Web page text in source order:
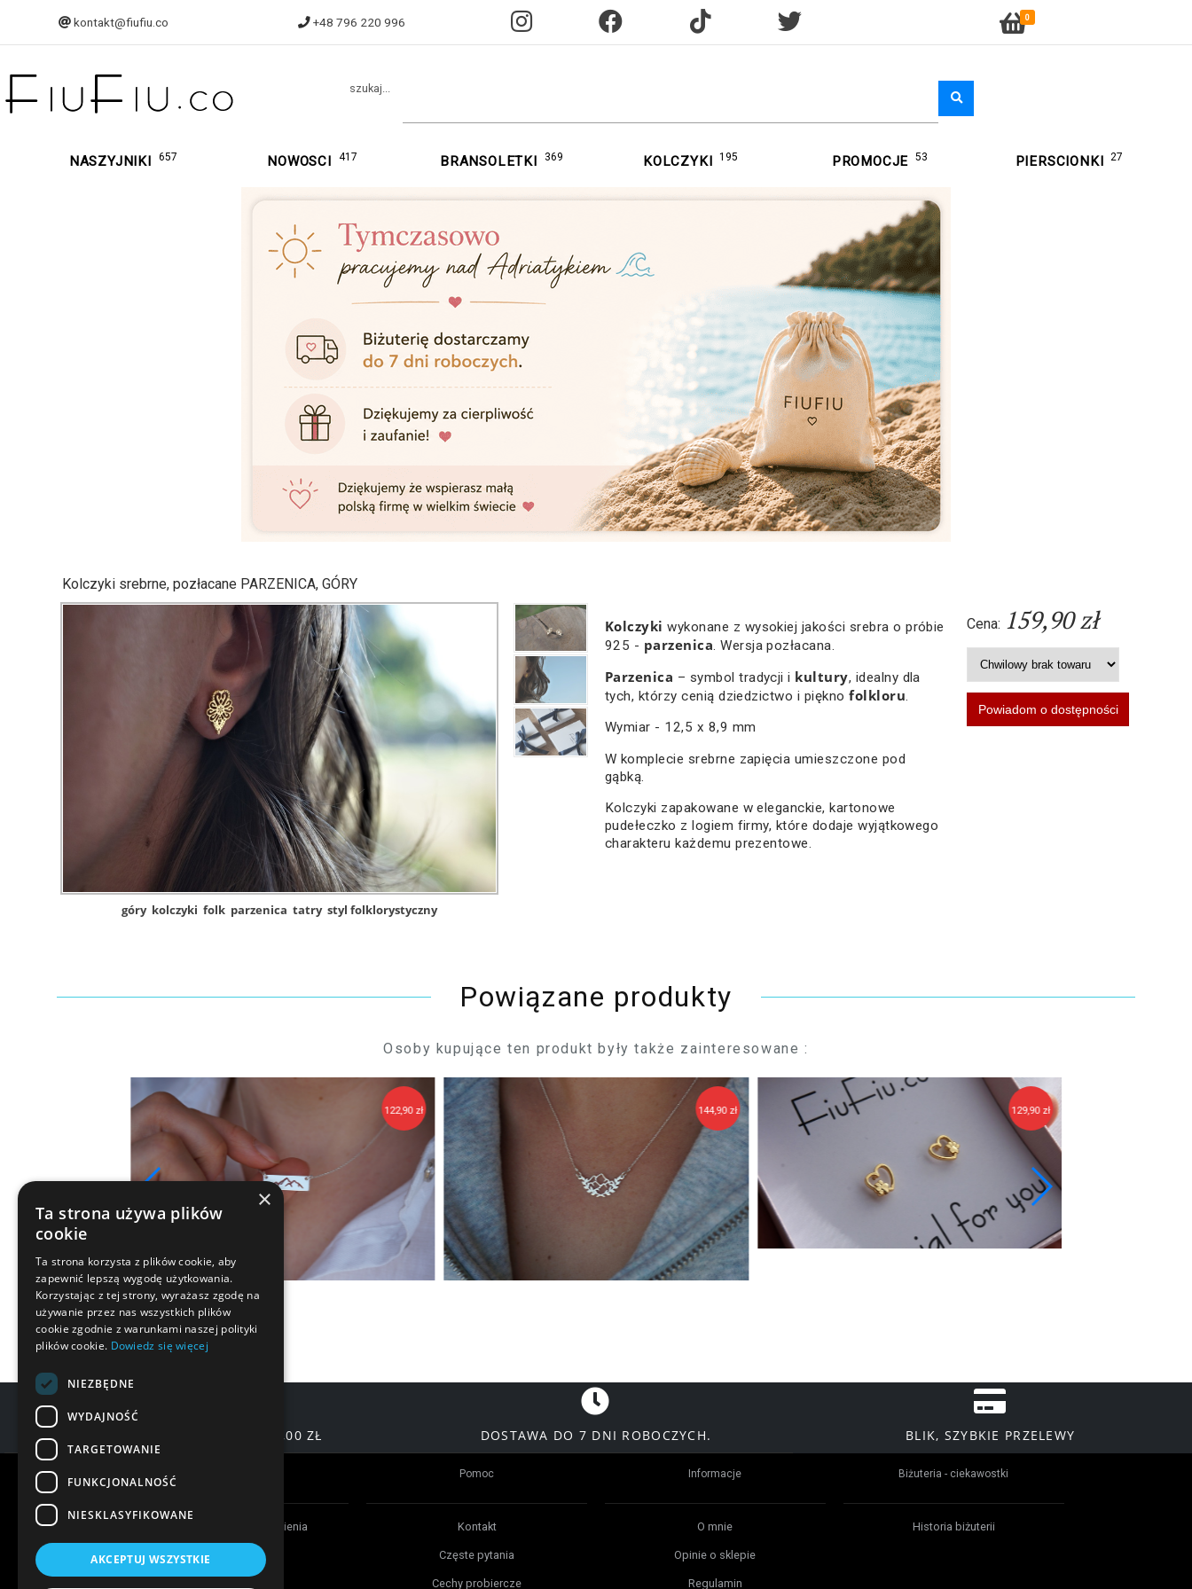
kontakt@fiufiu.co +48 796 220 996 0
szukaj...
NASZYJNIKI 657 NOWOSCI 417 BRANSOLETKI 369 KOLCZYKI 195 PROMOCJE 53 PIERSCIONKI 27
Kolczyki srebrne, pozłacane PARZENICA, GÓRY
góry kolczyki folk parzenica tatry styl folklorystyczny
Kolczykiwykonane z wysokiej jakości srebra o próbie
925 - parzenica. Wersja pozłacana.
Parzenica – symbol tradycji i kultury, idealny dla
tych, którzy cenią dziedzictwo i pięknofolkloru.
Wymiar - 12,5 x 8,9 mm
W komplecie srebrne zapięcia umieszczone pod
gąbką.
Kolczyki zapakowane w eleganckie, kartonowe
pudełeczko z logiem firmy, które dodaje wyjątkowego
charakteru każdemu prezentowe.
Cena: 159,90 zł
Powiązane produkty
Osoby kupujące ten produkt były także zainteresowane :
122,90 zł 144,90 zł 129,90 zł
DARMOWA DOSTAWA OD 200,00 ZŁ DOSTAWA DO 7 DNI ROBOCZYCH. BLIK, SZYBKIE PRZELEWY
Czas realizacji zamówienia
Formy płatności
Pomoc
Kontakt
Częste pytania
Cechy probiercze
Informacje
O mnie
Opinie o sklepie
Regulamin
Biżuteria - ciekawostki
Historia biżuterii
×
Ta strona używa plików
cookie
Ta strona korzysta z plików cookie, aby
zapewnić lepszą wygodę użytkowania.
Korzystając z tej strony, wyrażasz zgodę na
używanie przez nas wszystkich plików
cookie zgodnie z warunkami naszej polityki
plików cookie. Dowiedz się więcej
NIEZBĘDNE
WYDAJNOŚĆ
TARGETOWANIE
FUNKCJONALNOŚĆ
NIESKLASYFIKOWANE
AKCEPTUJ WSZYSTKIE